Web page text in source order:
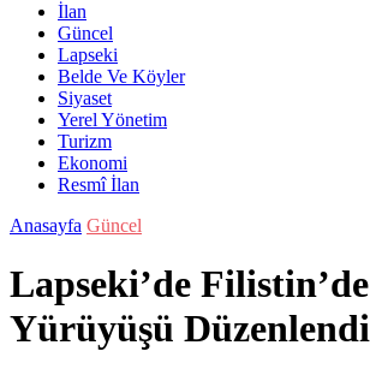
İlan
Güncel
Lapseki
Belde Ve Köyler
Siyaset
Yerel Yönetim
Turizm
Ekonomi
Resmî İlan
Anasayfa Güncel
Lapseki’de
Yürüyüşü